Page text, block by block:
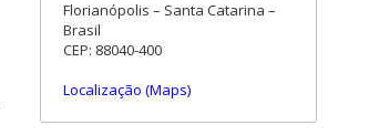
Florianópolis – Santa Catarina –
Brasil
CEP: 88040-400
Localização (Maps)